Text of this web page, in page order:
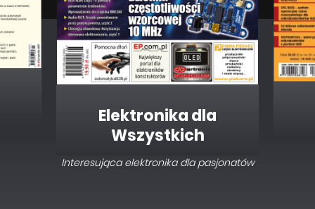
Elektronika dla
Wszystkich
Interesująca elektronika dla pasjonatów